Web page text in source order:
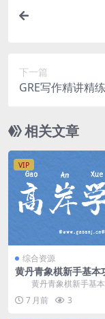
下一篇
GRE写作精讲精
相关文章
VIP
综合资源
黄丹青象棋新手基本
练课43讲 百度网盘
黄丹青象棋新手基本
练课43讲，零基础新手象
程，讲解象棋最基础...
7 月前 3